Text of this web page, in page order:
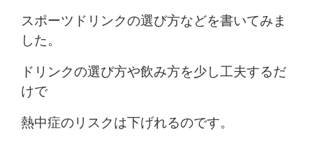
スポーツドリンクの選び方などを書いてみま
した。
ドリンクの選び方や飲み方を少し工夫するだ
けで
熱中症のリスクは下げれるのです。